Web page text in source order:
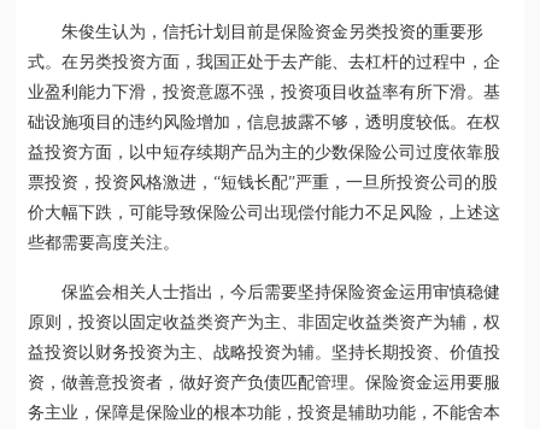
朱俊生认为，信托计划目前是保险资金另类投资的重要形
式。在另类投资方面，我国正处于去产能、去杠杆的过程中，企
业盈利能力下滑，投资意愿不强，投资项目收益率有所下滑。基
础设施项目的违约风险增加，信息披露不够，透明度较低。在权
益投资方面，以中短存续期产品为主的少数保险公司过度依靠股
票投资，投资风格激进，“短钱长配”严重，一旦所投资公司的股
价大幅下跌，可能导致保险公司出现偿付能力不足风险，上述这
些都需要高度关注。
保监会相关人士指出，今后需要坚持保险资金运用审慎稳健
原则，投资以固定收益类资产为主、非固定收益类资产为辅，权
益投资以财务投资为主、战略投资为辅。坚持长期投资、价值投
资，做善意投资者，做好资产负债匹配管理。保险资金运用要服
务主业，保障是保险业的根本功能，投资是辅助功能，不能舍本